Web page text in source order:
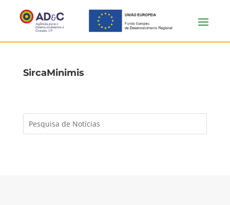
SircaMinimis